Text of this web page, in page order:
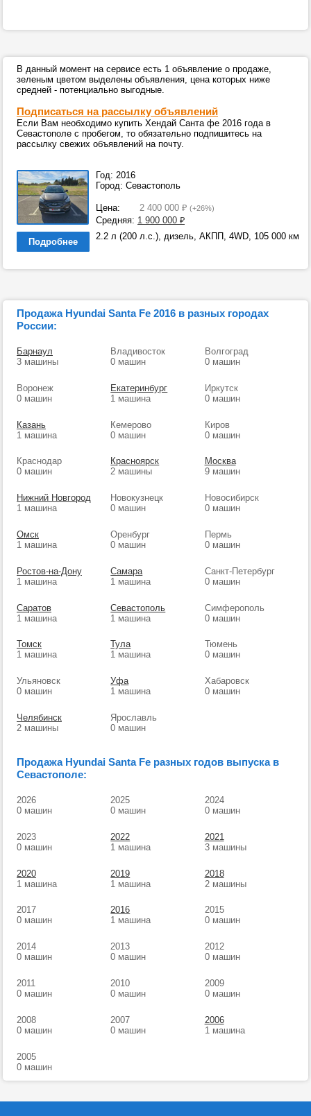
В данный момент на сервисе есть 1 объявление о продаже,
зеленым цветом выделены объявления, цена которых ниже
средней - потенциально выгодные.
Подписаться на рассылку объявлений
Если Вам необходимо купить Хендай Санта фе 2016 года в
Севастополе с пробегом, то обязательно подпишитесь на
рассылку свежих объявлений на почту.
Год: 2016
Город: Севастополь
Цена: 2 400 000 ₽ (+26%)
Средняя: 1 900 000 ₽
Подробнее
2.2 л (200 л.с.), дизель, АКПП, 4WD, 105 000 км
Продажа Hyundai Santa Fe 2016 в разных городах
России:
Барнаул
3 машины
Владивосток
0 машин
Волгоград
0 машин
Воронеж
0 машин
Екатеринбург
1 машина
Иркутск
0 машин
Казань
1 машина
Кемерово
0 машин
Киров
0 машин
Краснодар
0 машин
Красноярск
2 машины
Москва
9 машин
Нижний Новгород
1 машина
Новокузнецк
0 машин
Новосибирск
0 машин
Омск
1 машина
Оренбург
0 машин
Пермь
0 машин
Ростов-на-Дону
1 машина
Самара
1 машина
Санкт-Петербург
0 машин
Саратов
1 машина
Севастополь
1 машина
Симферополь
0 машин
Томск
1 машина
Тула
1 машина
Тюмень
0 машин
Ульяновск
0 машин
Уфа
1 машина
Хабаровск
0 машин
Челябинск
2 машины
Ярославль
0 машин
Продажа Hyundai Santa Fe разных годов выпуска в
Севастополе:
2026
0 машин
2025
0 машин
2024
0 машин
2023
0 машин
2022
1 машина
2021
3 машины
2020
1 машина
2019
1 машина
2018
2 машины
2017
0 машин
2016
1 машина
2015
0 машин
2014
0 машин
2013
0 машин
2012
0 машин
2011
0 машин
2010
0 машин
2009
0 машин
2008
0 машин
2007
0 машин
2006
1 машина
2005
0 машин